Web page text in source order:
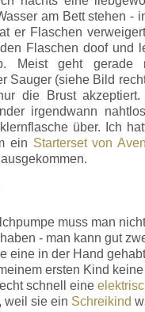
am Bett stehen -
er Flaschen
Flaschen doof und
Meist geht gerade
Sauger (siehe Bild
die Brust
irgendwann
über. Ich
ein Starterset von
muss man
- man kann gut
eine in der Hand
ersten Kind
schnell eine
weil sie ein Schreikind